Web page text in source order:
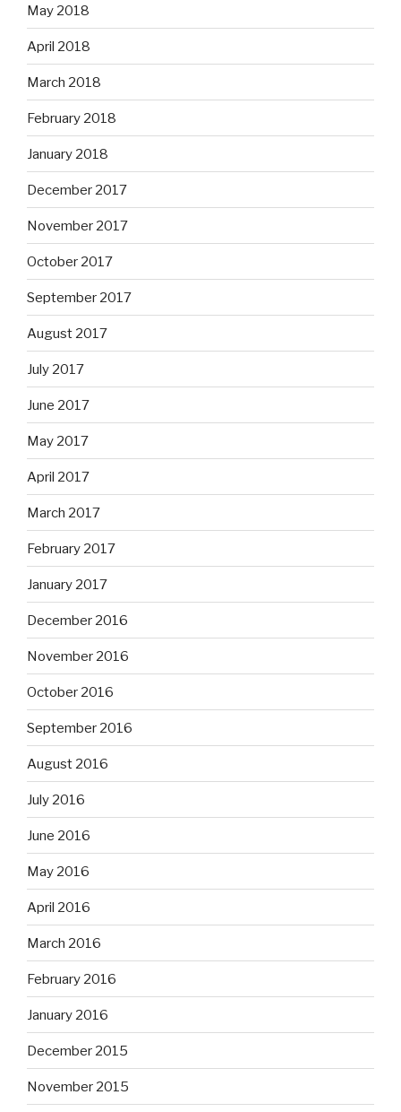
May 2018
April 2018
March 2018
February 2018
January 2018
December 2017
November 2017
October 2017
September 2017
August 2017
July 2017
June 2017
May 2017
April 2017
March 2017
February 2017
January 2017
December 2016
November 2016
October 2016
September 2016
August 2016
July 2016
June 2016
May 2016
April 2016
March 2016
February 2016
January 2016
December 2015
November 2015